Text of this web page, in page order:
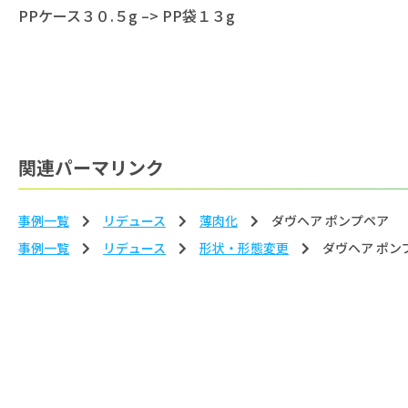
PPケース３０.５g –> PP袋１３g
関連パーマリンク
事例一覧 リデュース 薄⾁化
ダヴヘア ポンプペア
事例一覧
リデュース 形状‧形態変更 ダヴヘア ポン